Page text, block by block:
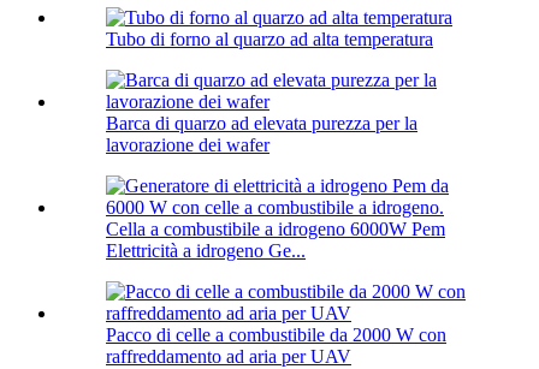
Tubo di forno al quarzo ad alta temperatura
Barca di quarzo ad elevata purezza per la
lavorazione dei wafer
Cella a combustibile a idrogeno 6000W Pem
Elettricità a idrogeno Ge...
Pacco di celle a combustibile da 2000 W con
raffreddamento ad aria per UAV